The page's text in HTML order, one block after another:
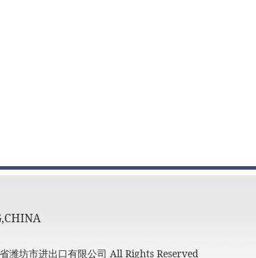
潍坊市进出口有限公司 All Rights Reserved